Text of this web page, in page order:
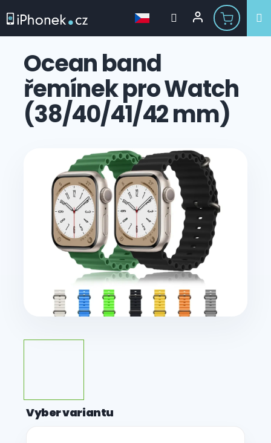
obsahOcean band
řemínek pro Watch
(38/40/41/42 mm)